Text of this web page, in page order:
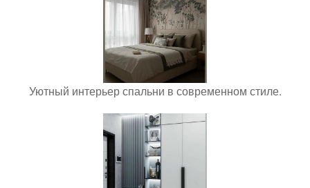
Уютный интерьер спальни в современном стиле.